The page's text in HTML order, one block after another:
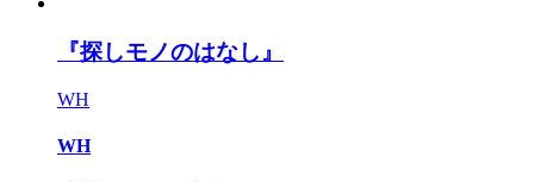
『探しモノのはなし』
WH
WH